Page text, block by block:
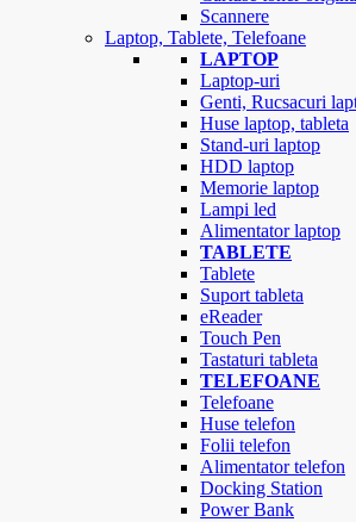
Scannere
Laptop, Tablete, Telefoane
LAPTOP
Laptop-uri
Genti, Rucsacuri
Huse laptop, tableta
Stand-uri laptop
HDD laptop
Memorie laptop
Lampi led
Alimentator laptop
TABLETE
Tablete
Suport tableta
eReader
Touch Pen
Tastaturi tableta
TELEFOANE
Telefoane
Huse telefon
Folii telefon
Alimentator telefon
Docking Station
Power Bank